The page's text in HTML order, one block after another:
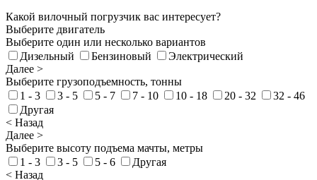
Какой вилочный погрузчик вас интересует?
Выберите двигатель
Выберите один или несколько вариантов
Дизельный
Бензиновый
Электрический
Далее >
Выберите грузоподъемность, тонны
1 - 3
3 - 5 5 - 7 7 - 10 10 - 18 20 - 32
32 - 46
Другая
< Назад
Далее >
Выберите высоту подъема мачты, метры
1 - 3
3 - 5 5 - 6
Другая
< Назад